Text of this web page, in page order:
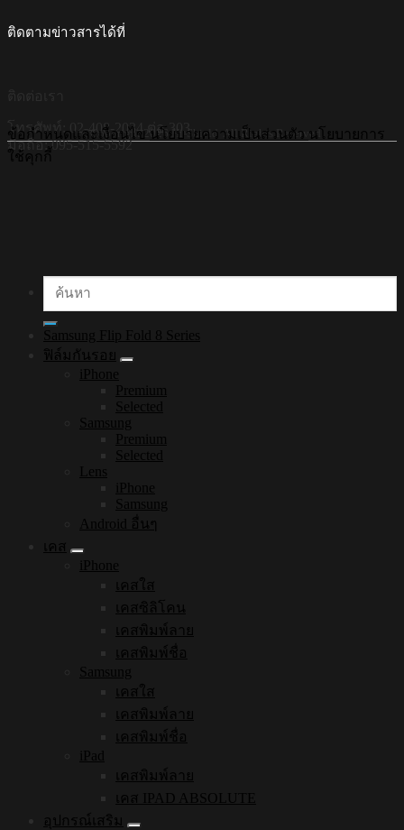
ติดตามข่าวสารได้ที่
โทรศัพท์: 02-408-2034 ต่อ 303
มือถือ: 095-515-5592
©Copyright 2026 Hi-Shield All Rights Reserved.
ข้อกำหนดและเงื่อนไข นโยบายความเป็นส่วนตัว นโยบายการ
ใช้คุกกี้
ค้นหา:
Samsung Flip Fold 8 Series
ฟิล์มกันรอย
iPhone
Premium
Selected
Samsung
Premium
Selected
Lens
iPhone
Samsung
Android อื่นๆ
เคส
iPhone
เคสใส
เคสซิลิโคน
เคสพิมพ์ลาย
เคสพิมพ์ชื่อ
Samsung
เคสใส
เคสพิมพ์ลาย
เคสพิมพ์ชื่อ
iPad
เคสพิมพ์ลาย
เคส IPAD ABSOLUTE
อุปกรณ์เสริม